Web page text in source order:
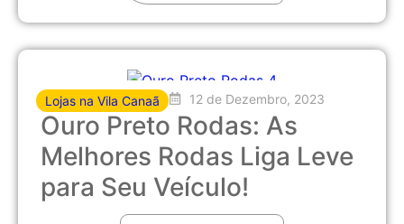
Lojas na Vila Canaã 12 de Dezembro, 2023
Ouro Preto Rodas: As
Melhores Rodas Liga Leve
para Seu Veículo!